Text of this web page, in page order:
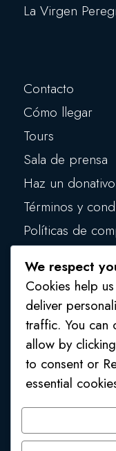
La Virgen
Contacto
Cómo llegar
Tours
Sala de prensa
Haz un donativo
Términos y
Políticas de
Políticas de
1 (809) 554
Av. Mons.
We respect
Cookies help
deliver
traffic. You can
allow by
to consent or
essential